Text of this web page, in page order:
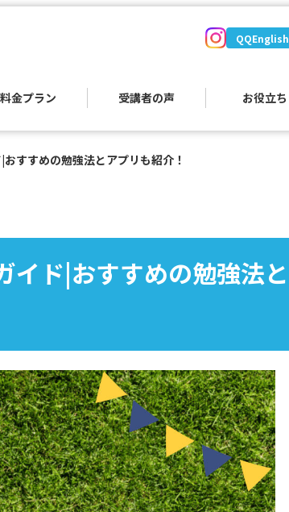
料金プラン 受講者の声 お役立ち
QQEnglish
すすめの勉強法とアプリも紹介！
イド|おすすめの勉強法と